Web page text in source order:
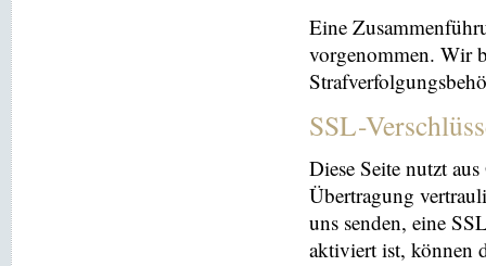
Eine
vorgenommen. Wir
SSL-
Diese Seite nutzt
Übertragung
uns senden, eine
aktiviert ist, können